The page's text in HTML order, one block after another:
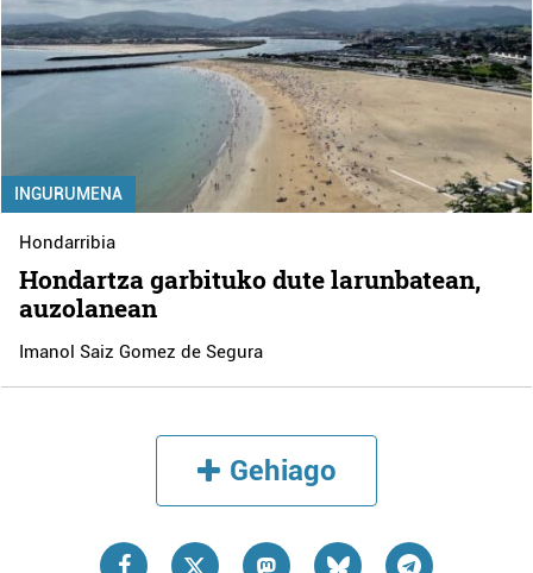
INGURUMENA
Hondarribia
Hondartza garbituko dute larunbatean,
auzolanean
Imanol Saiz Gomez de Segura
Gehiago